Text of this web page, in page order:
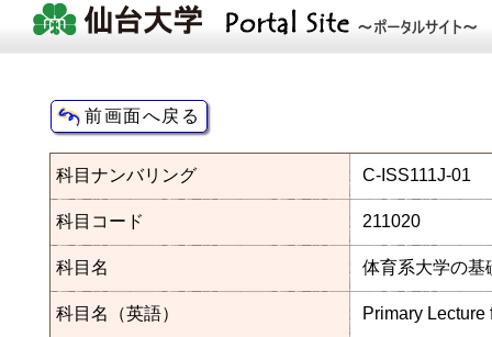
科目ナンバリング C-ISS111J-01
科目コード 211020
科目名 体育系大学の基
科目名（英語） Primary